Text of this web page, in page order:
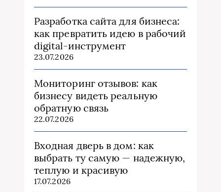
Разработка сайта для бизнеса:
как превратить идею в рабочий
digital-инструмент
23.07.2026
Мониторинг отзывов: как
бизнесу видеть реальную
обратную связь
22.07.2026
Входная дверь в дом: как
выбрать ту самую — надежную,
теплую и красивую
17.07.2026